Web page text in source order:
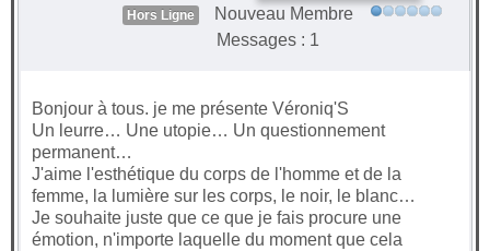
Hors Ligne
Nouveau Membre
Messages : 1
Bonjour à tous. je me présente Véroniq'S
Un leurre… Une utopie… Un questionnement
permanent…
J'aime l'esthétique du corps de l'homme et de la
femme, la lumière sur les corps, le noir, le blanc…
Je souhaite juste que ce que je fais procure une
émotion, n'importe laquelle du moment que cela